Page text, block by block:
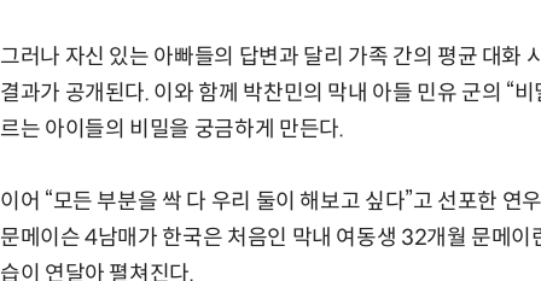
그러나 자신 있는 아빠들의 답변과 달리 가족 간의 평균 대화
결과가 공개된다. 이와 함께 박찬민의 막내 아들 민유 군의 “
르는 아이들의 비밀을 궁금하게 만든다.
이어 “모든 부분을 싹 다 우리 둘이 해보고 싶다”고 선포한 연
문메이슨 4남매가 한국은 처음인 막내 여동생 32개월 문메
습이 연달아 펼쳐진다.